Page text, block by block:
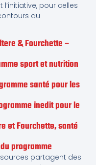
pour celles
du
& Fourchette –
sport et nutrition
santé pour les
inedit pour le
et Fourchette, santé
programme
partagent des